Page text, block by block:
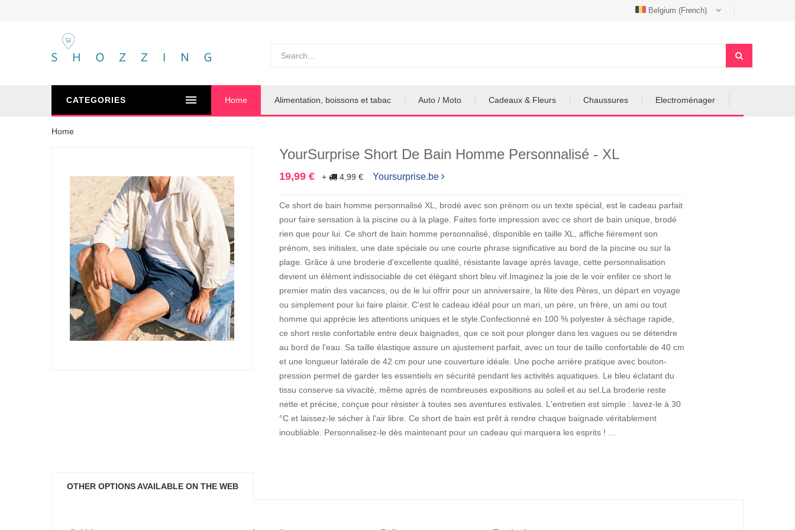
Belgium (French)
CATEGORIES Home Alimentation, boissons et tabac Auto / Moto Cadeaux & Fleurs Chaussures Electroménager
Home
YourSurprise Short De Bain Homme Personnalisé - XL
19,99 € + 4,99 € Yoursurprise.be
Ce short de bain homme personnalisé XL, brodé avec son prénom ou un texte spécial, est le cadeau parfait
pour faire sensation à la piscine ou à la plage. Faites forte impression avec ce short de bain unique, brodé
rien que pour lui. Ce short de bain homme personnalisé, disponible en taille XL, affiche fièrement son
prénom, ses initiales, une date spéciale ou une courte phrase significative au bord de la piscine ou sur la
plage. Grâce à une broderie d'excellente qualité, résistante lavage après lavage, cette personnalisation
devient un élément indissociable de cet élégant short bleu vif.Imaginez la joie de le voir enfiler ce short le
premier matin des vacances, ou de le lui offrir pour un anniversaire, la fête des Pères, un départ en voyage
ou simplement pour lui faire plaisir. C'est le cadeau idéal pour un mari, un père, un frère, un ami ou tout
homme qui apprécie les attentions uniques et le style.Confectionné en 100 % polyester à séchage rapide,
ce short reste confortable entre deux baignades, que ce soit pour plonger dans les vagues ou se détendre
au bord de l'eau. Sa taille élastique assure un ajustement parfait, avec un tour de taille confortable de 40 cm
et une longueur latérale de 42 cm pour une couverture idéale. Une poche arrière pratique avec bouton-
pression permet de garder les essentiels en sécurité pendant les activités aquatiques. Le bleu éclatant du
tissu conserve sa vivacité, même après de nombreuses expositions au soleil et au sel.La broderie reste
nette et précise, conçue pour résister à toutes ses aventures estivales. L'entretien est simple : lavez-le à 30
°C et laissez-le sécher à l'air libre. Ce short de bain est prêt à rendre chaque baignade véritablement
inoubliable. Personnalisez-le dès maintenant pour un cadeau qui marquera les esprits ! ...
OTHER OPTIONS AVAILABLE ON THE WEB